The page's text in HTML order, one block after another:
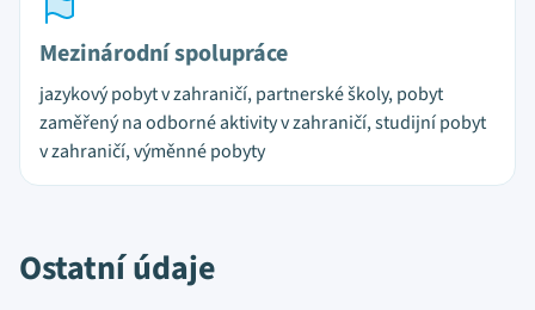
Mezinárodní spolupráce
jazykový pobyt v zahraničí, partnerské školy, pobyt
zaměřený na odborné aktivity v zahraničí, studijní pobyt
v zahraničí, výměnné pobyty
Ostatní údaje